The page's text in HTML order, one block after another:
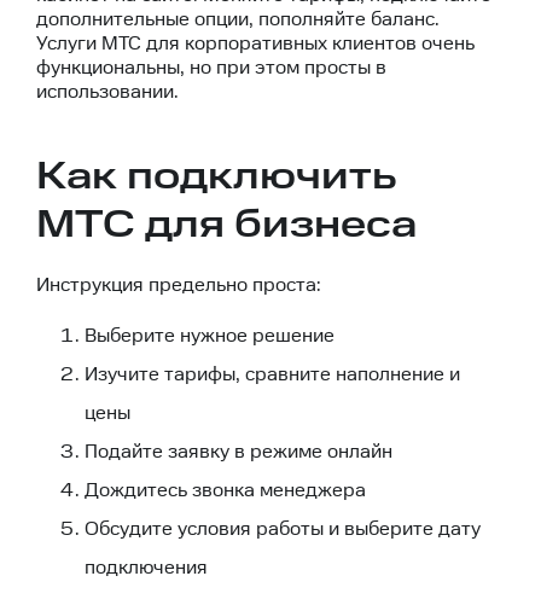
дополнительные опции, пополняйте баланс.
Услуги МТС для корпоративных клиентов очень
функциональны, но при этом просты в
использовании.
Как подключить
МТС для бизнеса
Инструкция предельно проста:
Выберите нужное решение
Изучите тарифы, сравните наполнение и
цены
Подайте заявку в режиме онлайн
Дождитесь звонка менеджера
Обсудите условия работы и выберите дату
подключения